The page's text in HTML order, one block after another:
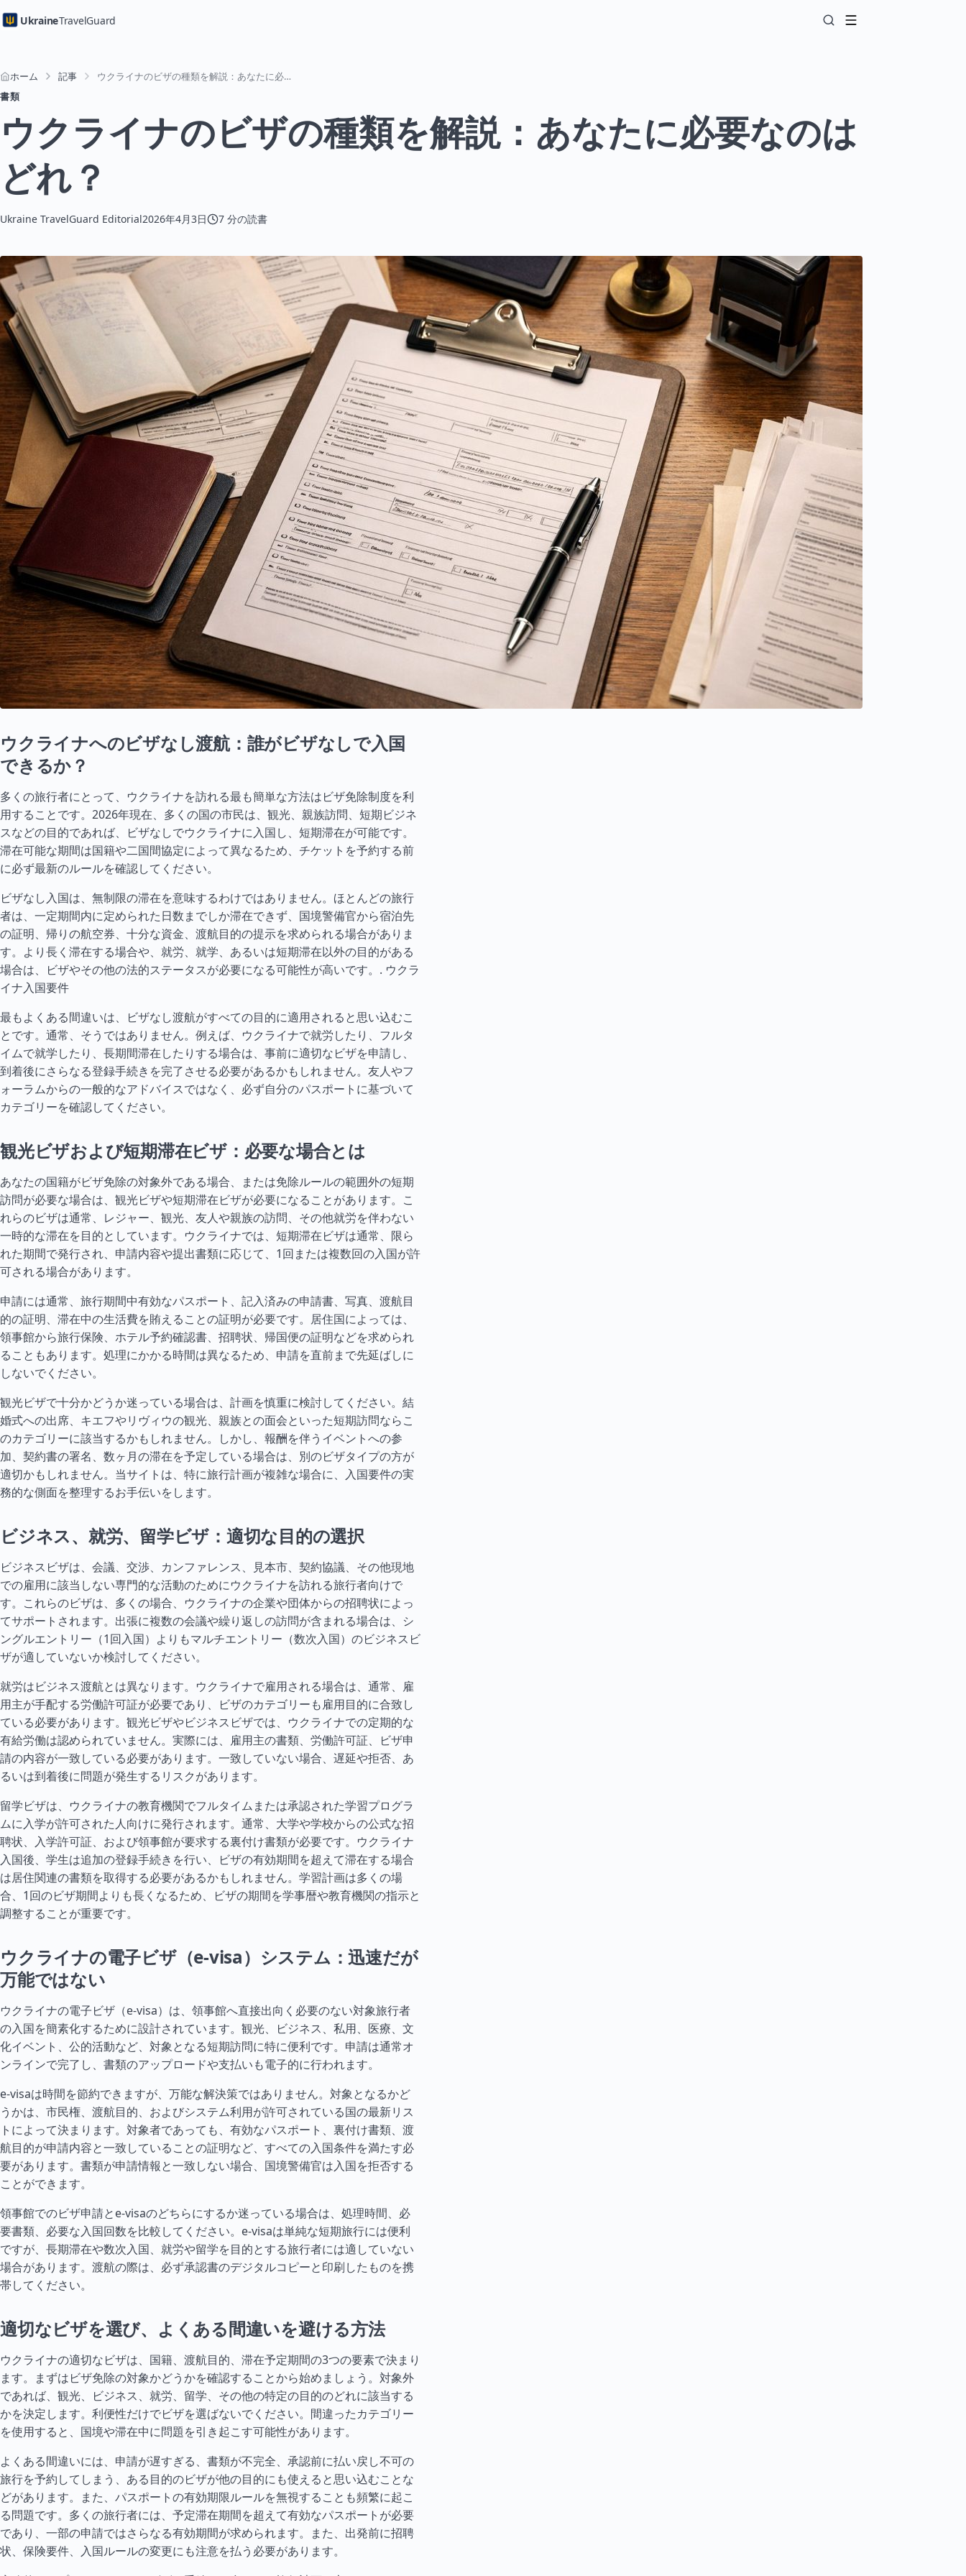
UkraineTravelGuard
ホーム 記事
ウクライナのビザの種類を解説：あなたに必要なのはどれ？
書類
ウクライナのビザの種類を解説：あなたに必要なのは
どれ？
Ukraine TravelGuard Editorial2026年4月3日 7 分の読書
ウクライナへのビザなし渡航：誰がビザなしで入国
できるか？
多くの旅行者にとって、ウクライナを訪れる最も簡単な方法はビザ免除制度を利
用することです。2026年現在、多くの国の市民は、観光、親族訪問、短期ビジネ
スなどの目的であれば、ビザなしでウクライナに入国し、短期滞在が可能です。
滞在可能な期間は国籍や二国間協定によって異なるため、チケットを予約する前
に必ず最新のルールを確認してください。
ビザなし入国は、無制限の滞在を意味するわけではありません。ほとんどの旅行
者は、一定期間内に定められた日数までしか滞在できず、国境警備官から宿泊先
の証明、帰りの航空券、十分な資金、渡航目的の提示を求められる場合がありま
す。より長く滞在する場合や、就労、就学、あるいは短期滞在以外の目的がある
場合は、ビザやその他の法的ステータスが必要になる可能性が高いです。. ウクラ
イナ入国要件
最もよくある間違いは、ビザなし渡航がすべての目的に適用されると思い込むこ
とです。通常、そうではありません。例えば、ウクライナで就労したり、フルタ
イムで就学したり、長期間滞在したりする場合は、事前に適切なビザを申請し、
到着後にさらなる登録手続きを完了させる必要があるかもしれません。友人やフ
ォーラムからの一般的なアドバイスではなく、必ず自分のパスポートに基づいて
カテゴリーを確認してください。
観光ビザおよび短期滞在ビザ：必要な場合とは
あなたの国籍がビザ免除の対象外である場合、または免除ルールの範囲外の短期
訪問が必要な場合は、観光ビザや短期滞在ビザが必要になることがあります。こ
れらのビザは通常、レジャー、観光、友人や親族の訪問、その他就労を伴わない
一時的な滞在を目的としています。ウクライナでは、短期滞在ビザは通常、限ら
れた期間で発行され、申請内容や提出書類に応じて、1回または複数回の入国が許
可される場合があります。
申請には通常、旅行期間中有効なパスポート、記入済みの申請書、写真、渡航目
的の証明、滞在中の生活費を賄えることの証明が必要です。居住国によっては、
領事館から旅行保険、ホテル予約確認書、招聘状、帰国便の証明などを求められ
ることもあります。処理にかかる時間は異なるため、申請を直前まで先延ばしに
しないでください。
観光ビザで十分かどうか迷っている場合は、計画を慎重に検討してください。結
婚式への出席、キエフやリヴィウの観光、親族との面会といった短期訪問ならこ
のカテゴリーに該当するかもしれません。しかし、報酬を伴うイベントへの参
加、契約書の署名、数ヶ月の滞在を予定している場合は、別のビザタイプの方が
適切かもしれません。当サイトは、特に旅行計画が複雑な場合に、入国要件の実
務的な側面を整理するお手伝いをします。
ビジネス、就労、留学ビザ：適切な目的の選択
ビジネスビザは、会議、交渉、カンファレンス、見本市、契約協議、その他現地
での雇用に該当しない専門的な活動のためにウクライナを訪れる旅行者向けで
す。これらのビザは、多くの場合、ウクライナの企業や団体からの招聘状によっ
てサポートされます。出張に複数の会議や繰り返しの訪問が含まれる場合は、シ
ングルエントリー（1回入国）よりもマルチエントリー（数次入国）のビジネスビ
ザが適していないか検討してください。
就労はビジネス渡航とは異なります。ウクライナで雇用される場合は、通常、雇
用主が手配する労働許可証が必要であり、ビザのカテゴリーも雇用目的に合致し
ている必要があります。観光ビザやビジネスビザでは、ウクライナでの定期的な
有給労働は認められていません。実際には、雇用主の書類、労働許可証、ビザ申
請の内容が一致している必要があります。一致していない場合、遅延や拒否、あ
るいは到着後に問題が発生するリスクがあります。
留学ビザは、ウクライナの教育機関でフルタイムまたは承認された学習プログラ
ムに入学が許可された人向けに発行されます。通常、大学や学校からの公式な招
聘状、入学許可証、および領事館が要求する裏付け書類が必要です。ウクライナ
入国後、学生は追加の登録手続きを行い、ビザの有効期間を超えて滞在する場合
は居住関連の書類を取得する必要があるかもしれません。学習計画は多くの場
合、1回のビザ期間よりも長くなるため、ビザの期間を学事暦や教育機関の指示と
調整することが重要です。
ウクライナの電子ビザ（e-visa）システム：迅速だが
万能ではない
ウクライナの電子ビザ（e-visa）は、領事館へ直接出向く必要のない対象旅行者
の入国を簡素化するために設計されています。観光、ビジネス、私用、医療、文
化イベント、公的活動など、対象となる短期訪問に特に便利です。申請は通常オ
ンラインで完了し、書類のアップロードや支払いも電子的に行われます。
e-visaは時間を節約できますが、万能な解決策ではありません。対象となるかど
うかは、市民権、渡航目的、およびシステム利用が許可されている国の最新リス
トによって決まります。対象者であっても、有効なパスポート、裏付け書類、渡
航目的が申請内容と一致していることの証明など、すべての入国条件を満たす必
要があります。書類が申請情報と一致しない場合、国境警備官は入国を拒否する
ことができます。
領事館でのビザ申請とe-visaのどちらにするか迷っている場合は、処理時間、必
要書類、必要な入国回数を比較してください。e-visaは単純な短期旅行には便利
ですが、長期滞在や数次入国、就労や留学を目的とする旅行者には適していない
場合があります。渡航の際は、必ず承認書のデジタルコピーと印刷したものを携
帯してください。
適切なビザを選び、よくある間違いを避ける方法
ウクライナの適切なビザは、国籍、渡航目的、滞在予定期間の3つの要素で決まり
ます。まずはビザ免除の対象かどうかを確認することから始めましょう。対象外
であれば、観光、ビジネス、就労、留学、その他の特定の目的のどれに該当する
かを決定します。利便性だけでビザを選ばないでください。間違ったカテゴリー
を使用すると、国境や滞在中に問題を引き起こす可能性があります。
よくある間違いには、申請が遅すぎる、書類が不完全、承認前に払い戻し不可の
旅行を予約してしまう、ある目的のビザが他の目的にも使えると思い込むことな
どがあります。また、パスポートの有効期限ルールを無視することも頻繁に起こ
る問題です。多くの旅行者には、予定滞在期間を超えて有効なパスポートが必要
であり、一部の申請ではさらなる有効期間が求められます。また、出発前に招聘
状、保険要件、入国ルールの変更にも注意を払う必要があります。